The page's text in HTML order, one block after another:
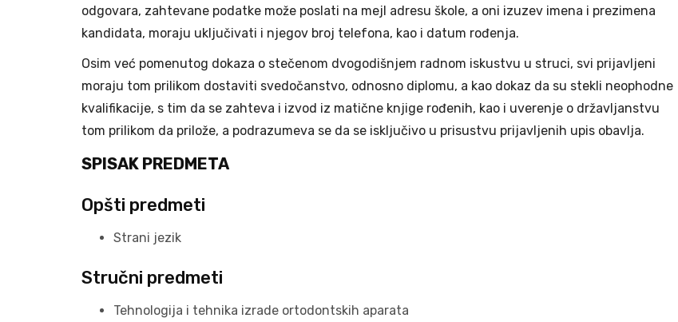
odgovara, zahtevane podatke može poslati na mejl adresu škole, a oni izuzev imena i prezimena
kandidata, moraju uključivati i njegov broj telefona, kao i datum rođenja.
Osim već pomenutog dokaza o stečenom dvogodišnjem radnom iskustvu u struci, svi prijavljeni
moraju tom prilikom dostaviti svedočanstvo, odnosno diplomu, a kao dokaz da su stekli neophodne
kvalifikacije, s tim da se zahteva i izvod iz matične knjige rođenih, kao i uverenje o državljanstvu
tom prilikom da prilože, a podrazumeva se da se isključivo u prisustvu prijavljenih upis obavlja.
SPISAK PREDMETA
Opšti predmeti
Strani jezik
Stručni predmeti
Tehnologija i tehnika izrade ortodontskih aparata